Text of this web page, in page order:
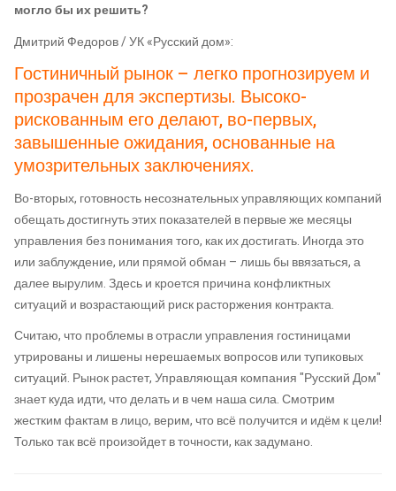
могло бы их решить?
Дмитрий Федоров / УК «Русский дом»:
Гостиничный рынок – легко прогнозируем и
прозрачен для экспертизы. Высоко-
рискованным его делают, во-первых,
завышенные ожидания, основанные на
умозрительных заключениях.
Во-вторых, готовность несознательных управляющих компаний
обещать достигнуть этих показателей в первые же месяцы
управления без понимания того, как их достигать. Иногда это
или заблуждение, или прямой обман – лишь бы ввязаться, а
далее вырулим. Здесь и кроется причина конфликтных
ситуаций и возрастающий риск расторжения контракта.
Считаю, что проблемы в отрасли управления гостиницами
утрированы и лишены нерешаемых вопросов или тупиковых
ситуаций. Рынок растет, Управляющая компания "Русский Дом"
знает куда идти, что делать и в чем наша сила. Смотрим
жестким фактам в лицо, верим, что всё получится и идём к цели!
Только так всё произойдет в точности, как задумано.